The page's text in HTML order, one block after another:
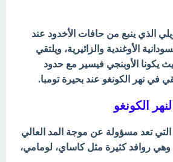
الذي ينبع من حافات الأخدود عند
الأوغندية والزائيرية، ويلتقي
يكونا الأوبنجي فيسير مع حدود
في نهر الكونغو عند بحيرة تومبا.
الكونغو
التي تعد مسؤولة عن موجة المد العالي
روافد كثيرة مثل كاساي، لومامي،